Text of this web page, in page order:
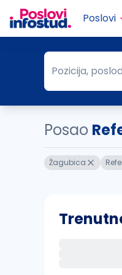
Poslovi
Pozicija,
Pozicija,
Posao
Žagubica